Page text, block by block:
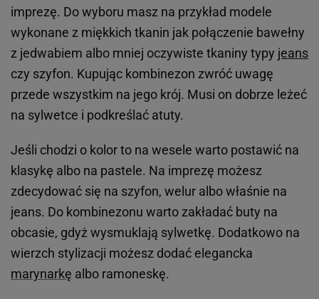
imprezę. Do wyboru masz na przykład modele
wykonane z miękkich tkanin jak połączenie bawełny
z jedwabiem albo mniej oczywiste tkaniny typy jeans
czy szyfon. Kupując kombinezon zwróć uwagę
przede wszystkim na jego krój. Musi on dobrze leżeć
na sylwetce i podkreślać atuty.
Jeśli chodzi o kolor to na wesele warto postawić na
klasykę albo na pastele. Na imprezę możesz
zdecydować się na szyfon, welur albo właśnie na
jeans. Do kombinezonu warto zakładać buty na
obcasie, gdyż wysmuklają sylwetkę. Dodatkowo na
wierzch stylizacji możesz dodać elegancka
marynarkę albo ramoneskę.